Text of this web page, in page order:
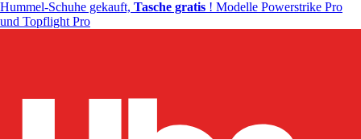
Hummel-Schuhe gekauft, Tasche gratis ! Modelle Powerstrike Pro
und Topflight Pro